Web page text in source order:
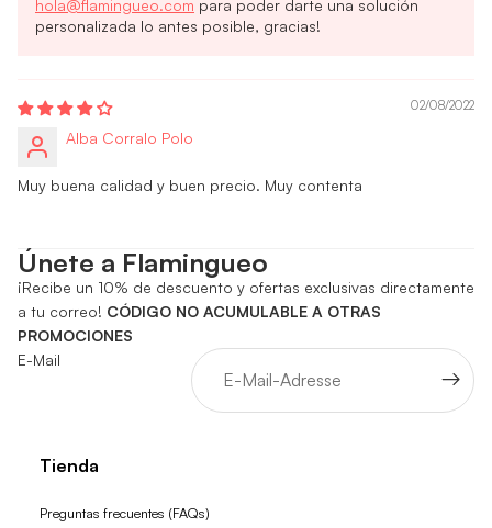
hola@flamingueo.com para poder darte una solución
personalizada lo antes posible, gracias!
02/08/2022
Alba Corralo Polo
Muy buena calidad y buen precio. Muy contenta
Únete a Flamingueo
¡Recibe un 10% de descuento y ofertas exclusivas directamente
a tu correo! CÓDIGO NO ACUMULABLE A OTRAS
PROMOCIONES
E-Mail
Tienda
Preguntas frecuentes (FAQs)